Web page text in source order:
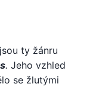
jsou ty žánru
. Jeho vzhled
se žlutými